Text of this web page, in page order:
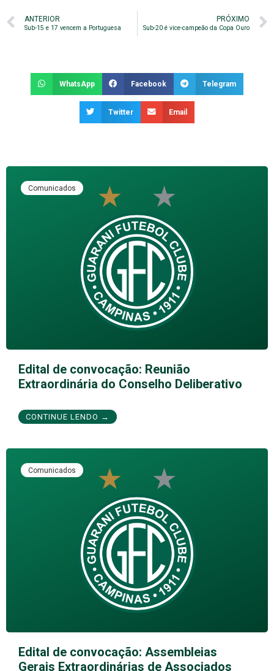
ANTERIOR
Sub-15 e 17 vencem a Portuguesa
PRÓXIMO
Sub-20 é vice-campeão da Copa Ouro
WhatsApp Facebook Telegram
Twitter Email
Comunicados
Edital de convocação: Reunião
Extraordinária do Conselho Deliberativo
CONTINUE LENDO →
Comunicados
Edital de convocação: Assembleias
Gerais Extraordinárias de Associados